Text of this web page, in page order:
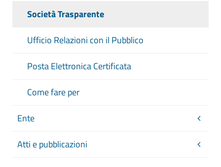
pubblicazione dei dati relativi agli enti
privato in controllo pubblico, nonché
privato
Contenuti dell'obbligo
l'indicazione delle funzioni attribuite e
Società Trasparente
Ufficio Relazioni con il Pubblico
Posta Elettronica Certificata
Come fare per
Ente
Atti e pubblicazioni